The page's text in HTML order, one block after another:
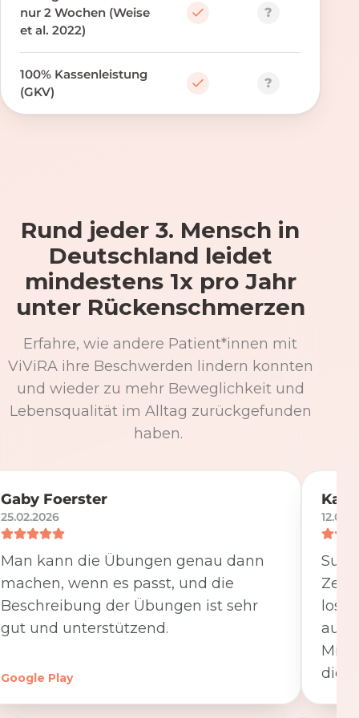
nur 2 Wochen (Weise
et al. 2022)
?
100% Kassenleistung
(GKV)
?
Rund jeder 3. Mensch in
Deutschland leidet
mindestens 1x pro Jahr
unter Rückenschmerzen
Erfahre, wie andere Patient*innen mit
ViViRA ihre Beschwerden lindern konnten
und wieder zu mehr Beweglichkeit und
Lebensqualität im Alltag zurückgefunden
haben.
Gaby Foerster
25.02.2026
Man kann die Übungen genau dann
machen, wenn es passt, und die
Beschreibung der Übungen ist sehr
gut und unterstützend.
Google Play
Zeit
die